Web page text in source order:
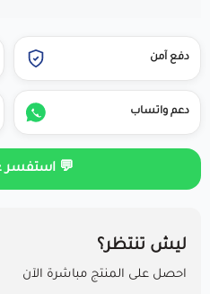
دفع آمن
دعم واتساب
💬 استفسر
ليش تنتظر؟
احصل على المنتج مباشرة الآن